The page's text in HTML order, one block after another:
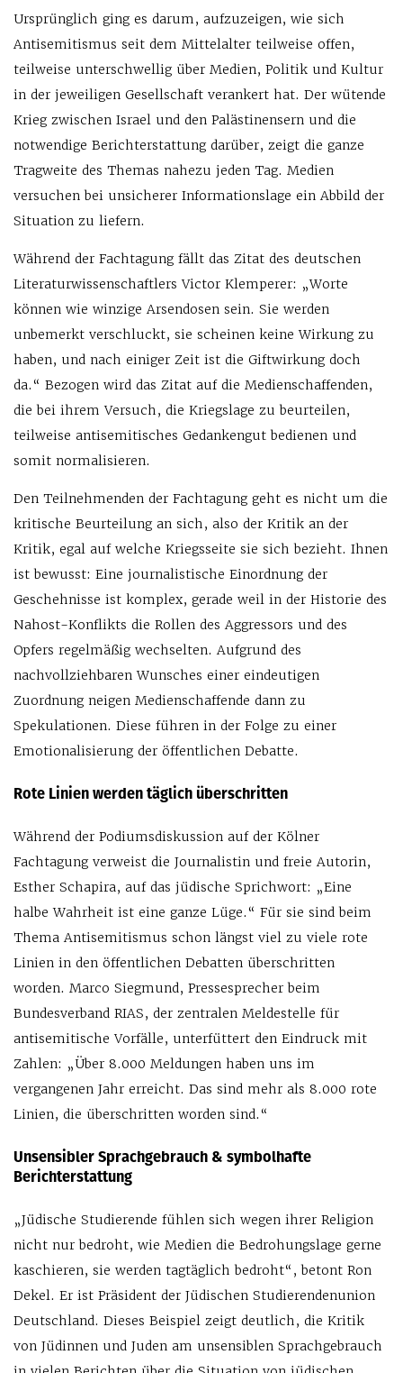
Ursprünglich ging es darum, aufzuzeigen, wie sich
Antisemitismus seit dem Mittelalter teilweise offen,
teilweise unterschwellig über Medien, Politik und Kultur
in der jeweiligen Gesellschaft verankert hat. Der wütende
Krieg zwischen Israel und den Palästinensern und die
notwendige Berichterstattung darüber, zeigt die ganze
Tragweite des Themas nahezu jeden Tag. Medien
versuchen bei unsicherer Informationslage ein Abbild der
Situation zu liefern.
Während der Fachtagung fällt das Zitat des deutschen
Literaturwissenschaftlers Victor Klemperer: „Worte
können wie winzige Arsendosen sein. Sie werden
unbemerkt verschluckt, sie scheinen keine Wirkung zu
haben, und nach einiger Zeit ist die Giftwirkung doch
da.“ Bezogen wird das Zitat auf die Medienschaffenden,
die bei ihrem Versuch, die Kriegslage zu beurteilen,
teilweise antisemitisches Gedankengut bedienen und
somit normalisieren.
Den Teilnehmenden der Fachtagung geht es nicht um die
kritische Beurteilung an sich, also der Kritik an der
Kritik, egal auf welche Kriegsseite sie sich bezieht. Ihnen
ist bewusst: Eine journalistische Einordnung der
Geschehnisse ist komplex, gerade weil in der Historie des
Nahost-Konflikts die Rollen des Aggressors und des
Opfers regelmäßig wechselten. Aufgrund des
nachvollziehbaren Wunsches einer eindeutigen
Zuordnung neigen Medienschaffende dann zu
Spekulationen. Diese führen in der Folge zu einer
Emotionalisierung der öffentlichen Debatte.
Rote Linien werden täglich überschritten
Während der Podiumsdiskussion auf der Kölner
Fachtagung verweist die Journalistin und freie Autorin,
Esther Schapira, auf das jüdische Sprichwort: „Eine
halbe Wahrheit ist eine ganze Lüge.“ Für sie sind beim
Thema Antisemitismus schon längst viel zu viele rote
Linien in den öffentlichen Debatten überschritten
worden. Marco Siegmund, Pressesprecher beim
Bundesverband RIAS, der zentralen Meldestelle für
antisemitische Vorfälle, unterfüttert den Eindruck mit
Zahlen: „Über 8.000 Meldungen haben uns im
vergangenen Jahr erreicht. Das sind mehr als 8.000 rote
Linien, die überschritten worden sind.“
Unsensibler Sprachgebrauch & symbolhafte
Berichterstattung
„Jüdische Studierende fühlen sich wegen ihrer Religion
nicht nur bedroht, wie Medien die Bedrohungslage gerne
kaschieren, sie werden tagtäglich bedroht“, betont Ron
Dekel. Er ist Präsident der Jüdischen Studierendenunion
Deutschland. Dieses Beispiel zeigt deutlich, die Kritik
von Jüdinnen und Juden am unsensiblen Sprachgebrauch